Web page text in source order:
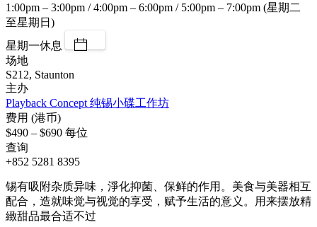
1:00pm – 3:00pm / 4:00pm – 6:00pm / 5:00pm – 7:00pm (星期二
至星期日)
星期一休息
场地
S212, Staunton
主办
Playback Concept 纯锡小碟工作坊
费用 (港币)
$490 – $690 每位
查询
+852 5281 8395
锡有吸附杂质异味，淨化抑菌、保鲜的作用。美食与美器相互
配合，造就味觉与视觉的享受，赋予生活的意义。用来摆放精
緻甜品最合适不过